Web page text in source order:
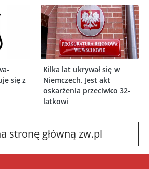
się z
Kilka lat ukrywał się w
Niemczech. Jest akt
oskarżenia przeciwko 32-
latkowi
stronę główną zw.pl